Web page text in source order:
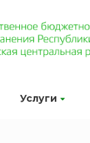
Услуги